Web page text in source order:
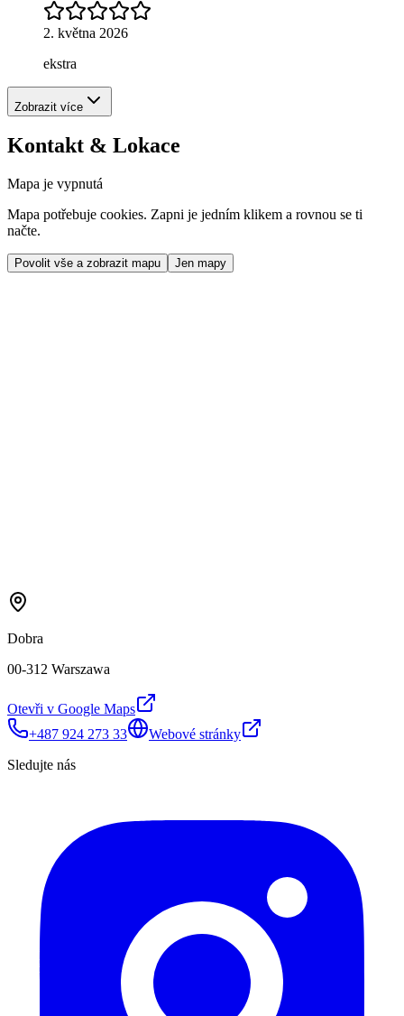
2. května 2026
ekstra
Zobrazit více
Kontakt & Lokace
Mapa je vypnutá
Mapa potřebuje cookies. Zapni je jedním klikem a rovnou se ti
načte.
Povolit vše a zobrazit mapu Jen mapy
Dobra
00-312 Warszawa
Otevři v Google Maps
+487 924 273 33
Webové stránky
Sledujte nás